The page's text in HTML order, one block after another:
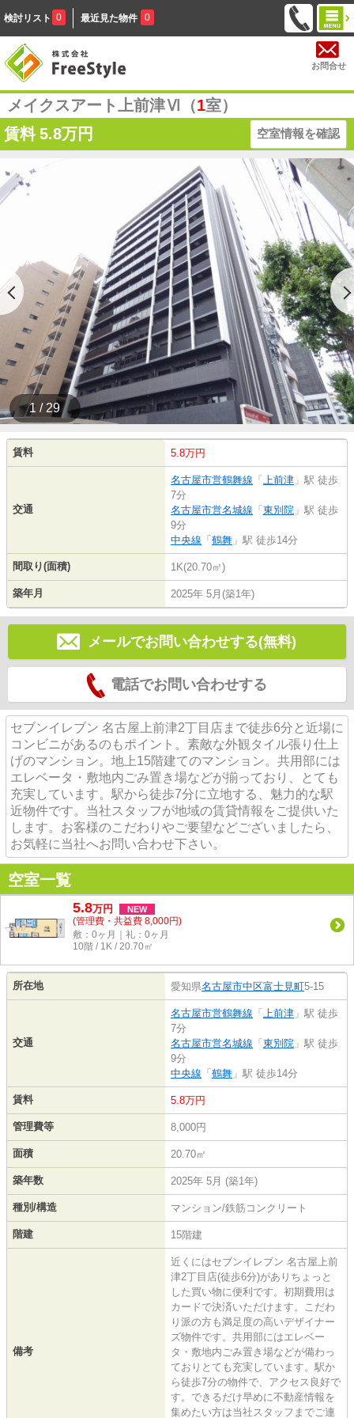
検討リスト 0 最近見た物件 0
お問合せ
メイクスアート上前津Ⅵ（1室）
賃料 5.8万円 空室情報を確認
1 / 29
賃料 5.8万円
交通
名古屋市営鶴舞線 「 上前津 」駅 徒歩
7分
名古屋市営名城線 「 東別院 」駅 徒歩
9分
中央線 「 鶴舞 」駅 徒歩14分
間取り(面積) 1K(20.70㎡)
築年月 2025年 5月(築1年)
メールでお問い合わせする(無料)
電話でお問い合わせする
セブンイレブン 名古屋上前津2丁目店まで徒歩6分と近場に
コンビニがあるのもポイント。素敵な外観タイル張り仕上
げのマンション。地上15階建てのマンション。共用部には
エレベータ・敷地内ごみ置き場などが揃っており、とても
充実しています。駅から徒歩7分に立地する、魅力的な駅
近物件です。当社スタッフが地域の賃貸情報をご提供いた
します。お客様のこだわりやご要望などございましたら、
お気軽に当社へお問い合わせ下さい。
空室一覧
5.8万円 NEW
(管理費・共益費 8,000円)
敷：0ヶ月｜礼：0ヶ月
10階 / 1K / 20.70㎡
所在地 愛知県名古屋市中区富士見町5-15
交通
名古屋市営鶴舞線 「 上前津 」駅 徒歩
7分
名古屋市営名城線 「 東別院 」駅 徒歩
9分
中央線 「 鶴舞 」駅 徒歩14分
賃料 5.8万円
管理費等 8,000円
面積 20.70㎡
築年数 2025年 5月 (築1年)
種別/構造 マンション/鉄筋コンクリート
階建 15階建
備考
近くにはセブンイレブン 名古屋上前
津2丁目店(徒歩6分)がありちょっと
した買い物に便利です。初期費用は
カードで決済いただけます。こだわ
り派の方も満足度の高いデザイナー
ズ物件です。共用部にはエレベー
タ・敷地内ごみ置き場などが備わっ
ておりとても充実しています。駅か
ら徒歩7分の物件で、アクセス良好で
す。できるだけ早めに不動産情報を
集めたい方は当社スタッフまでご連